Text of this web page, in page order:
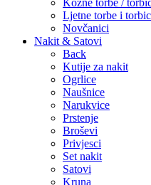
Kožne torbe /
Ljetne torbe i
Novčanici
Nakit & Satovi
Back
Kutije za nakit
Ogrlice
Naušnice
Narukvice
Prstenje
Broševi
Privjesci
Set nakit
Satovi
Kruna